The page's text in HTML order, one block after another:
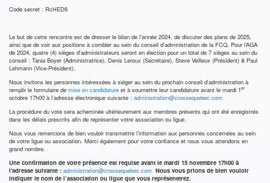
Code secret : RcHED6
Le but de cette rencontre est de dresser le bilan de l'année 2024, de discuter des plans de 2025,
ainsi que de voir aux positions à combler au sein du conseil d’administration de la FCQ. Pour l’AGA
de 2024, quatre (4) sièges d’administrateurs seront en élection pour un total de 7 sièges au sein du
conseil : Tania Boyer (Administratrice), Denis Leroux (Secrétaire), Steve Veilleux (Président) & Paul
Lehmann (Vice-Président).
Nous invitons les personnes intéressées à siéger au sein du prochain conseil d’administration à
remplir le formulaire de mise en candidature et à soumettre leur candidature avant le mardi 1er
octobre 17h00 à l’adresse électronique suivante : administration@crossequebec.com
La procédure du vote sera acheminée ultérieurement aux membres présents qui ont été enregistrés
dans les délais prescrits afin de représenter votre association ou ligue.
Nous vous remercions de bien vouloir transmettre l’information aux personnes concernées au sein
de votre ligue ou association. Merci également pour votre confiance et nous vous attendons en
grand nombre.
Une confirmation de votre présence est requise avant le mardi 15 novembre 17h00 à
l'adresse suivante : administration@crossequebec.com Nous vous prions de bien vouloir
indiquer le nom de l’association ou ligue que vous représenterez.